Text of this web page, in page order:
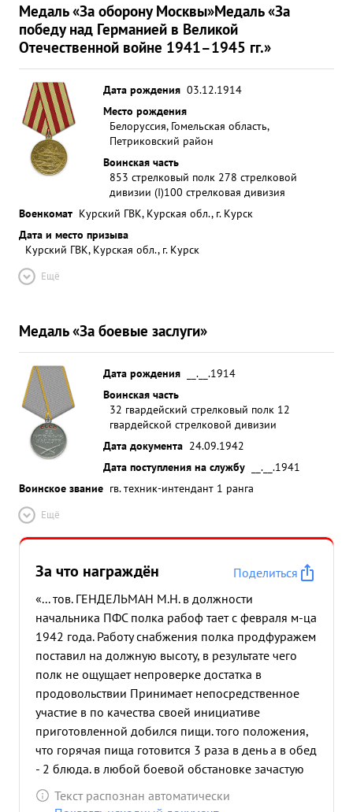
Медаль «За оборону Москвы»Медаль «За
победу над Германией в Великой
Отечественной войне 1941–1945 гг.»
Дата рождения 03.12.1914
Место рождения
Белоруссия, Гомельская область,
Петриковский район
Воинская часть
853 стрелковый полк 278 стрелковой
дивизии (I)100 стрелковая дивизия
Военкомат Курский ГВК, Курская обл., г. Курск
Дата и место призыва
Курский ГВК, Курская обл., г. Курск
Ещё
Медаль «За боевые заслуги»
Дата рождения
__.__.1914
Воинская часть
32 гвардейский стрелковый полк 12
гвардейской стрелковой дивизии
Дата документа 24.09.1942
Дата поступления на службу
__.__.1941
Воинское звание гв. техник-интендант 1 ранга
Ещё
За что награждён
Поделиться
«... тов. ГЕНДЕЛЬМАН М.Н. в должности
начальника ПФС полка рабоф тает с февраля м-ца
1942 года. Работу снабжения полка продфуражем
поставил на должную высоту, в результате чего
полк не ощущает непроверке достатка в
продовольствии Принимает непосредственное
участие в по качества своей инициативе
приготовленной добился пищи. того положения,
что горячая пища готовится 3 раза в день а в обед
- 2 блюда. в любой боевой обстановке зачастую
находится в подразделениях полка. по своей
инициативе организовал соревнование в
Текст распознан автоматически